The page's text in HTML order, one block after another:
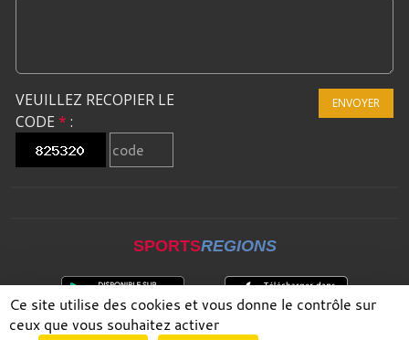
VEUILLEZ RECOPIER LE
CODE * :
ENVOYER
SPORTSREGIONS
Ce site utilise des cookies et vous donne le contrôle sur
ceux que vous souhaitez activer